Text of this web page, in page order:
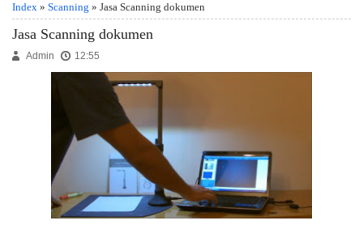
Index » Scanning » Jasa Scanning dokumen
Jasa Scanning dokumen
Admin 12:55